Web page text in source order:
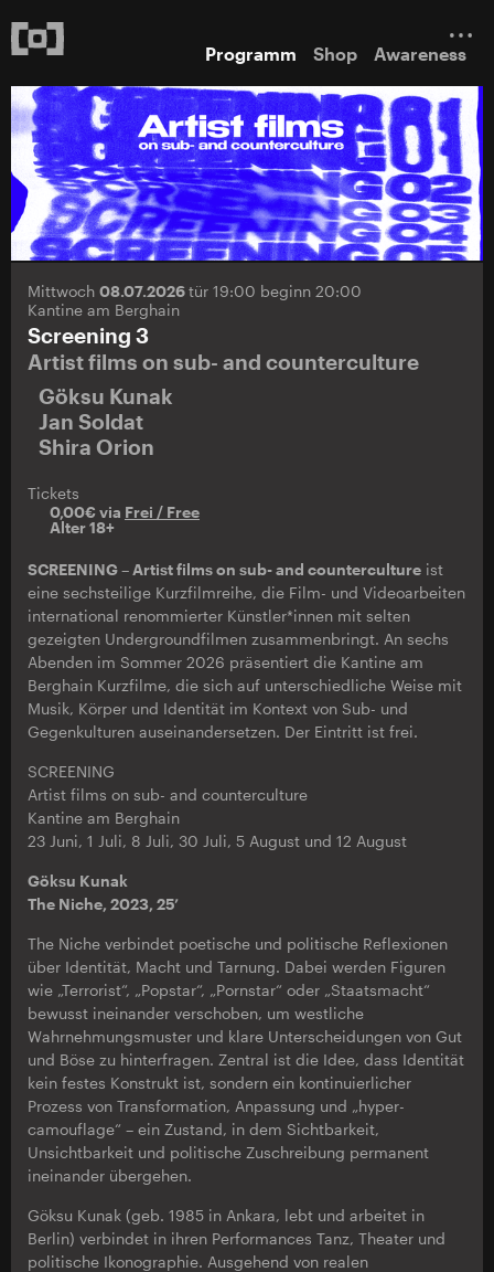
Programm Shop Awareness
Mittwoch 08.07.2026tür 19:00 beginn 20:00
Kantine am Berghain
Screening 3
Artist films on sub- and counterculture
Göksu Kunak
Jan Soldat
Shira Orion
Tickets
0,00€ via Frei / Free
Alter 18+
SCREENING – Artist films on sub- and counterculture ist
eine sechsteilige Kurzfilmreihe, die Film- und Videoarbeiten
international renommierter Künstler*innen mit selten
gezeigten Undergroundfilmen zusammenbringt. An sechs
Abenden im Sommer 2026 präsentiert die Kantine am
Berghain Kurzfilme, die sich auf unterschiedliche Weise mit
Musik, Körper und Identität im Kontext von Sub- und
Gegenkulturen auseinandersetzen. Der Eintritt ist frei.
SCREENING
Artist films on sub- and counterculture
Kantine am Berghain
23 Juni, 1 Juli, 8 Juli, 30 Juli, 5 August und 12 August
Göksu Kunak
The Niche, 2023, 25’
The Niche verbindet poetische und politische Reflexionen
über Identität, Macht und Tarnung. Dabei werden Figuren
wie „Terrorist“, „Popstar“, „Pornstar“ oder „Staatsmacht“
bewusst ineinander verschoben, um westliche
Wahrnehmungsmuster und klare Unterscheidungen von Gut
und Böse zu hinterfragen. Zentral ist die Idee, dass Identität
kein festes Konstrukt ist, sondern ein kontinuierlicher
Prozess von Transformation, Anpassung und „hyper-
camouflage“ – ein Zustand, in dem Sichtbarkeit,
Unsichtbarkeit und politische Zuschreibung permanent
ineinander übergehen.
Göksu Kunak (geb. 1985 in Ankara, lebt und arbeitet in
Berlin) verbindet in ihren Performances Tanz, Theater und
politische Ikonographie. Ausgehend von realen